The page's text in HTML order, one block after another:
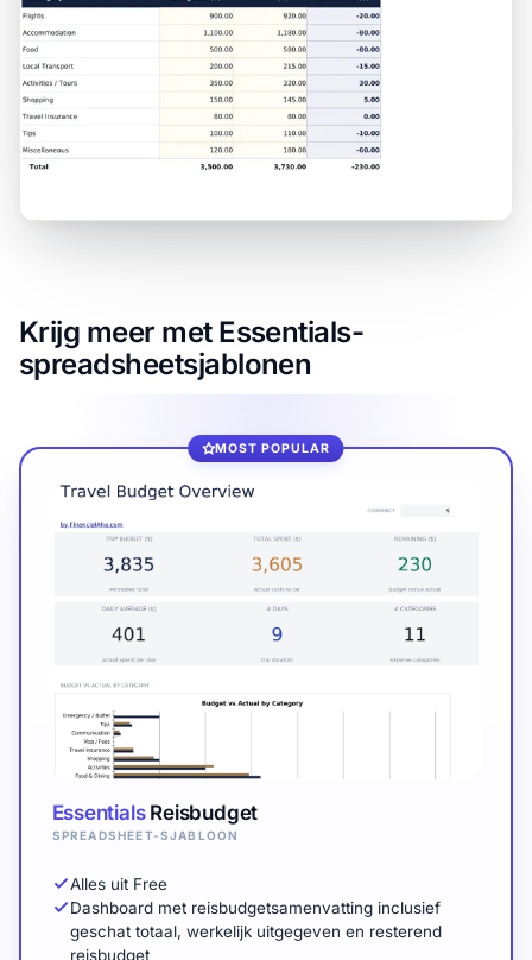
Krijg meer met Essentials-
spreadsheetsjablonen
MOST POPULAR
EssentialsReisbudget
SPREADSHEET-SJABLOON
Alles uit Free
Dashboard met reisbudgetsamenvatting inclusief
geschat totaal, werkelijk uitgegeven en resterend
reisbudget